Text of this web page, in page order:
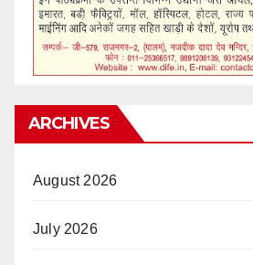
ARCHIVES
August 2026
July 2026